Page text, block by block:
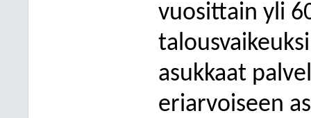
vuosittain yli
asukkaat
eriarvoiseen